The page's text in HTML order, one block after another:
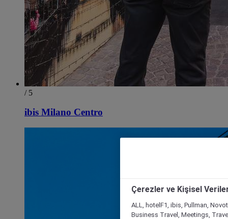
/ 5
ibis Milano Centro
Çerezler ve Kişisel
ALL, hotelF1, ibis, Pullman,
Business Travel, Meetings,